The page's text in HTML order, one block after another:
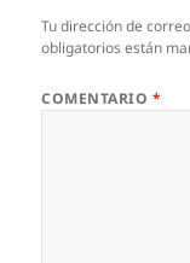
Tu dirección de
obligatorios están
COMENTARIO *